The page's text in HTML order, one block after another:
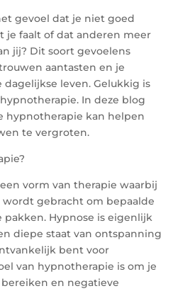
gevoel dat je niet goed
je faalt of dat anderen meer
jij? Dit soort gevoelens
aantasten en je
leven. Gelukkig is
In deze blog
hypnotherapie kan helpen
te vergroten.
vorm van therapie waarbij
gebracht om bepaalde
pakken. Hypnose is eigenlijk
diepe staat van ontspanning
bent voor
van hypnotherapie is om je
en negatieve